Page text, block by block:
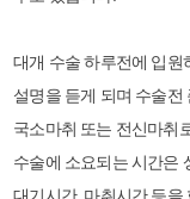
대개 수술 하루전에 입원
설명을 듣게 되며 수술전
국소마취 또는 전신마취
수술에 소요되는 시간은
대기시간, 마취시간 등을